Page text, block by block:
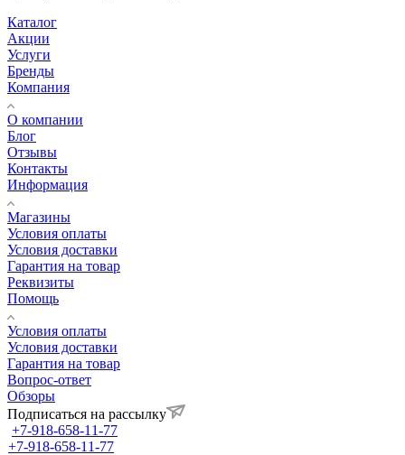
Каталог
Акции
Услуги
Бренды
Компания
О компании
Блог
Отзывы
Контакты
Информация
Магазины
Условия оплаты
Условия доставки
Гарантия на товар
Реквизиты
Помощь
Условия оплаты
Условия доставки
Гарантия на товар
Вопрос-ответ
Обзоры
Подписаться на рассылку
+7-918-658-11-77
+7-918-658-11-77